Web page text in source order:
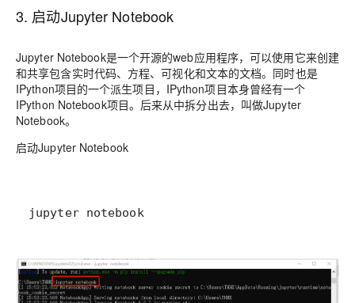
3. 启动Jupyter Notebook
Jupyter Notebook是一个开源的web应用程序，可以使用它来创建
和共享包含实时代码、方程、可视化和文本的文档。同时也是
IPython项目的一个派生项目，IPython项目本身曾经有一个
IPython Notebook项目。后来从中拆分出去，叫做Jupyter
Notebook。
启动Jupyter Notebook
jupyter notebook